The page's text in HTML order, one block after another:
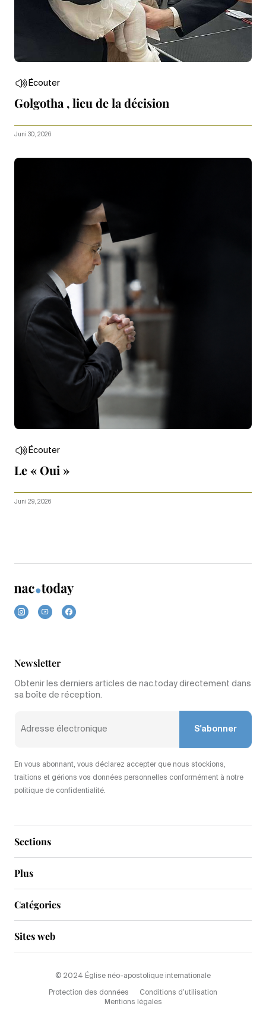
Écouter
Golgotha , lieu de la décision
Juni 30, 2026
Écouter
Le « Oui »
Juni 29, 2026
Sections
Plus
Newsletter
Obtenir les derniers articles de nac.today directement dans
sa boîte de réception.
S'abonner
En vous abonnant, vous déclarez accepter que nous stockions,
traitions et gérions vos données personnelles conformément à notre
politique de confidentialité.
Catégories
Sites web
© 2024 Église néo-apostolique internationale
Protection des données
Conditions d’utilisation
Mentions légales